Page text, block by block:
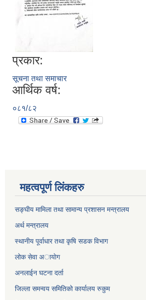
प्रकार:
सूचना तथा समाचार
आर्थिक वर्ष:
०८१/८२
महत्वपूर्ण लिंकहरु
सङ्घीय मामिला तथा सामान्य प्रशासन मन्त्रालय
अर्थ मन्त्रालय
स्थानीय पूर्वाधार तथा कृषि सडक विभाग
लोक सेवा अायाेग
अनलाईन घटना दर्ता
जिल्ला समन्वय समितिको कार्यालय रुकुम